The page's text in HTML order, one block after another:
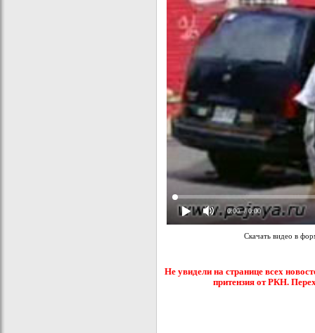
0:00 / 0:00
Скачать видео в
Не увидели на странице всех
притензия от РКН.